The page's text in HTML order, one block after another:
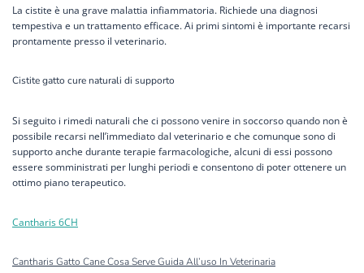
La cistite è una grave malattia infiammatoria. Richiede una diagnosi
tempestiva e un trattamento efficace. Ai primi sintomi è importante recarsi
prontamente presso il veterinario.
Cistite gatto cure naturali di supporto
Si seguito i rimedi naturali che ci possono venire in soccorso quando non è
possibile recarsi nell’immediato dal veterinario e che comunque sono di
supporto anche durante terapie farmacologiche, alcuni di essi possono
essere somministrati per lunghi periodi e consentono di poter ottenere un
ottimo piano terapeutico.
Cantharis 6CH
Cantharis Gatto Cane Cosa Serve Guida All’uso In Veterinaria